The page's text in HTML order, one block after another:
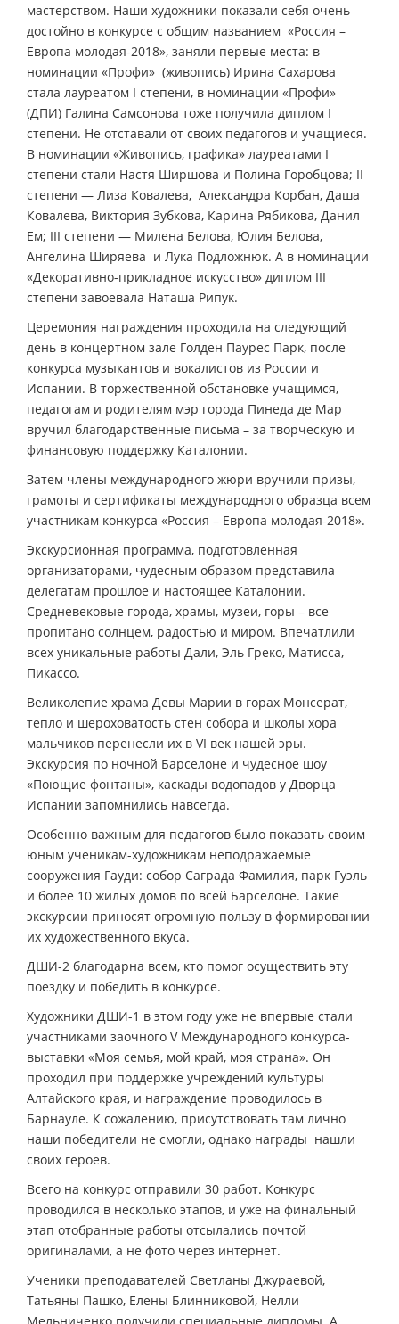
мастерством. Наши художники показали себя очень
достойно в конкурсе с общим названием «Россия –
Европа молодая-2018», заняли первые места: в
номинации «Профи» (живопись) Ирина Сахарова
стала лауреатом I степени, в номинации «Профи»
(ДПИ) Галина Самсонова тоже получила диплом I
степени. Не отставали от своих педагогов и учащиеся.
В номинации «Живопись, графика» лауреатами I
степени стали Настя Ширшова и Полина Горобцова; II
степени — Лиза Ковалева, Александра Корбан, Даша
Ковалева, Виктория Зубкова, Карина Рябикова, Данил
Ем; III степени — Милена Белова, Юлия Белова,
Ангелина Ширяева и Лука Подложнюк. А в номинации
«Декоративно-прикладное искусство» диплом III
степени завоевала Наташа Рипук.
Церемония награждения проходила на следующий
день в концертном зале Голден Паурес Парк, после
конкурса музыкантов и вокалистов из России и
Испании. В торжественной обстановке учащимся,
педагогам и родителям мэр города Пинеда де Мар
вручил благодарственные письма – за творческую и
финансовую поддержку Каталонии.
Затем члены международного жюри вручили призы,
грамоты и сертификаты международного образца всем
участникам конкурса «Россия – Европа молодая-2018».
Экскурсионная программа, подготовленная
организаторами, чудесным образом представила
делегатам прошлое и настоящее Каталонии.
Средневековые города, храмы, музеи, горы – все
пропитано солнцем, радостью и миром. Впечатлили
всех уникальные работы Дали, Эль Греко, Матисса,
Пикассо.
Великолепие храма Девы Марии в горах Монсерат,
тепло и шероховатость стен собора и школы хора
мальчиков перенесли их в VI век нашей эры.
Экскурсия по ночной Барселоне и чудесное шоу
«Поющие фонтаны», каскады водопадов у Дворца
Испании запомнились навсегда.
Особенно важным для педагогов было показать своим
юным ученикам-художникам неподражаемые
сооружения Гауди: собор Саграда Фамилия, парк Гуэль
и более 10 жилых домов по всей Барселоне. Такие
экскурсии приносят огромную пользу в формировании
их художественного вкуса.
ДШИ-2 благодарна всем, кто помог осуществить эту
поездку и победить в конкурсе.
Художники ДШИ-1 в этом году уже не впервые стали
участниками заочного V Международного конкурса-
выставки «Моя семья, мой край, моя страна». Он
проходил при поддержке учреждений культуры
Алтайского края, и награждение проводилось в
Барнауле. К сожалению, присутствовать там лично
наши победители не смогли, однако награды нашли
своих героев.
Всего на конкурс отправили 30 работ. Конкурс
проводился в несколько этапов, и уже на финальный
этап отобранные работы отсылались почтой
оригиналами, а не фото через интернет.
Ученики преподавателей Светланы Джураевой,
Татьяны Пашко, Елены Блинниковой, Нелли